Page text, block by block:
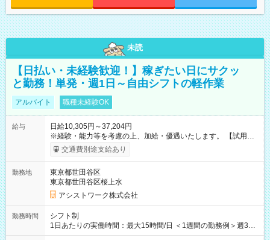
未読
【日払い・未経験歓迎！】稼ぎたい日にサクッ
と勤務！単発・週1日～自由シフトの軽作業
アルバイト 職種未経験OK
給与
日給10,305円～37,204円
※経験・能力等を考慮の上、加給・優遇いたします。 【試用期
間】試用期間なし
交通費別途支給あり
勤務地
東京都世田谷区
東京都世田谷区桜上水
アシストワーク株式会社
勤務時間
シフト制
1日あたりの実働時間：最大15時間/日 ＜1週間の勤務例＞週3回
勤務 勤務：月・水・金 休み：火・木・土・日 好きな時にお仕事